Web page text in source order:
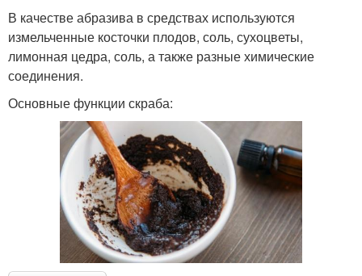
В качестве абразива в средствах используются
измельченные косточки плодов, соль, сухоцветы,
лимонная цедра, соль, а также разные химические
соединения.
Основные функции скраба: